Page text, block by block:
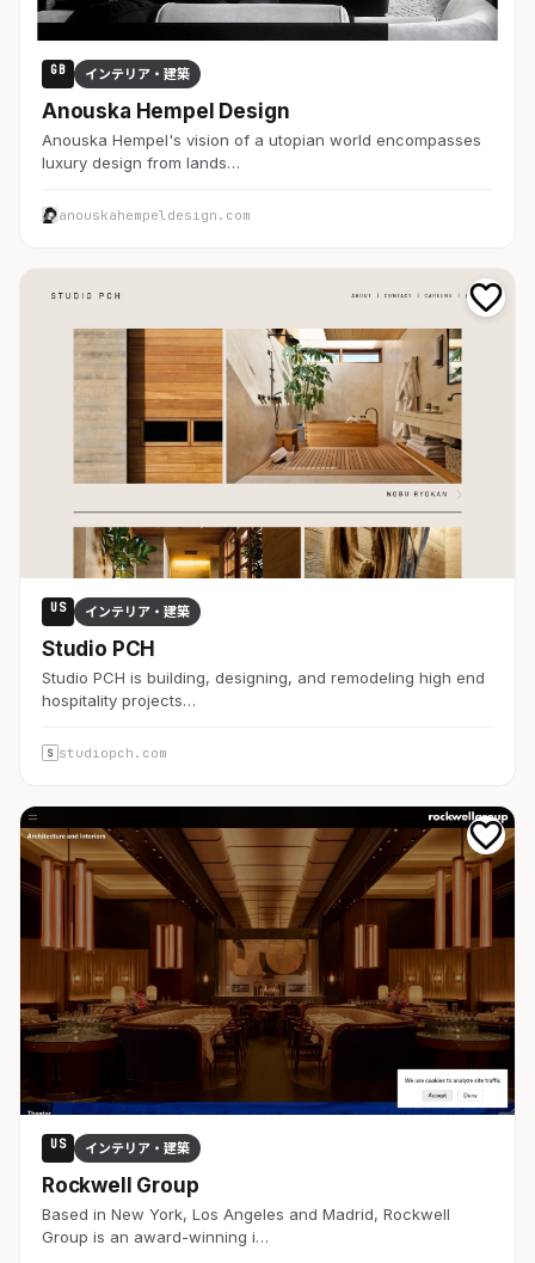
GB インテリア・建築
Anouska Hempel Design
Anouska Hempel's vision of a utopian world encompasses
luxury design from lands…
anouskahempeldesign.com
US インテリア・建築
Studio PCH
Studio PCH is building, designing, and remodeling high end
hospitality projects…
studiopch.com
US インテリア・建築
Rockwell Group
Based in New York, Los Angeles and Madrid, Rockwell
Group is an award-winning i…